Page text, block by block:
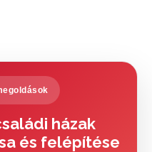
házak
és felépítése